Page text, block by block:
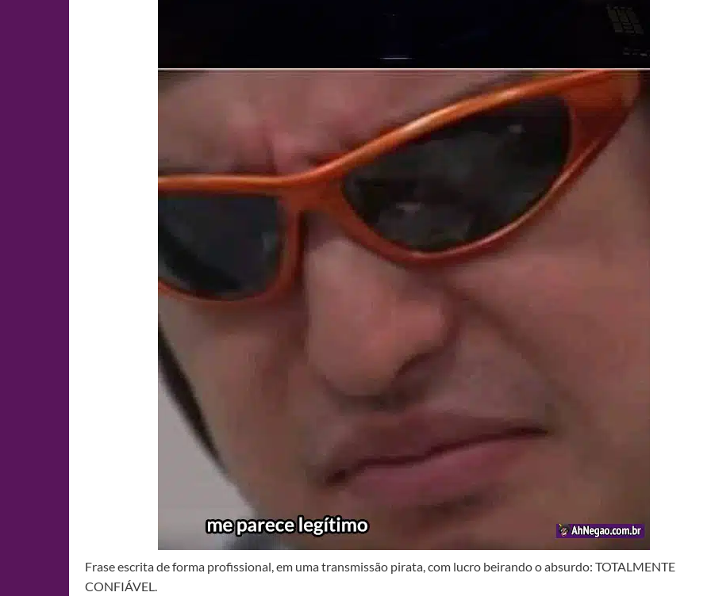
Frase escrita de forma profissional, em uma transmissão pirata, com lucro beirando o absurdo: TOTALMENTE
CONFIÁVEL.